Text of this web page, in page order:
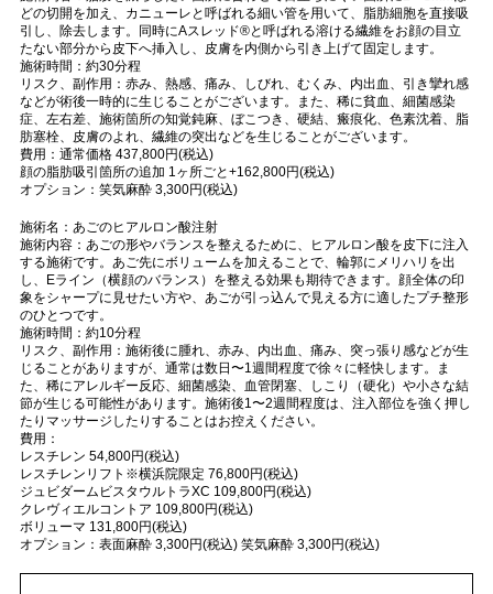
どの切開を加え、カニューレと呼ばれる細い管を用いて、脂肪細胞を直接吸
引し、除去します。同時にAスレッド®と呼ばれる溶ける繊維をお顔の目立
たない部分から皮下へ挿入し、皮膚を内側から引き上げて固定します。
施術時間：約30分程
リスク、副作用：赤み、熱感、痛み、しびれ、むくみ、内出血、引き攣れ感
などが術後一時的に生じることがございます。また、稀に貧血、細菌感染
症、左右差、施術箇所の知覚鈍麻、ぼこつき、硬結、瘢痕化、色素沈着、脂
肪塞栓、皮膚のよれ、繊維の突出などを生じることがございます。
費用：通常価格 437,800円(税込)
顔の脂肪吸引箇所の追加 1ヶ所ごと+162,800円(税込)
オプション：笑気麻酔 3,300円(税込)
施術名：あごのヒアルロン酸注射
施術内容：あごの形やバランスを整えるために、ヒアルロン酸を皮下に注入
する施術です。あご先にボリュームを加えることで、輪郭にメリハリを出
し、Eライン（横顔のバランス）を整える効果も期待できます。顔全体の印
象をシャープに見せたい方や、あごが引っ込んで見える方に適したプチ整形
のひとつです。
施術時間：約10分程
リスク、副作用：施術後に腫れ、赤み、内出血、痛み、突っ張り感などが生
じることがありますが、通常は数日〜1週間程度で徐々に軽快します。ま
た、稀にアレルギー反応、細菌感染、血管閉塞、しこり（硬化）や小さな結
節が生じる可能性があります。施術後1〜2週間程度は、注入部位を強く押し
たりマッサージしたりすることはお控えください。
費用：
レスチレン 54,800円(税込)
レスチレンリフト※横浜院限定 76,800円(税込)
ジュビダームビスタウルトラXC 109,800円(税込)
クレヴィエルコントア 109,800円(税込)
ボリューマ 131,800円(税込)
オプション：表面麻酔 3,300円(税込) 笑気麻酔 3,300円(税込)